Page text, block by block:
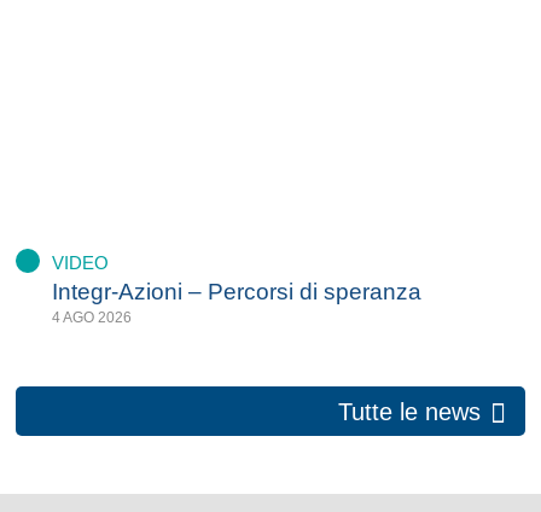
VIDEO
Integr-Azioni – Percorsi di speranza
4 AGO 2026
Tutte le news